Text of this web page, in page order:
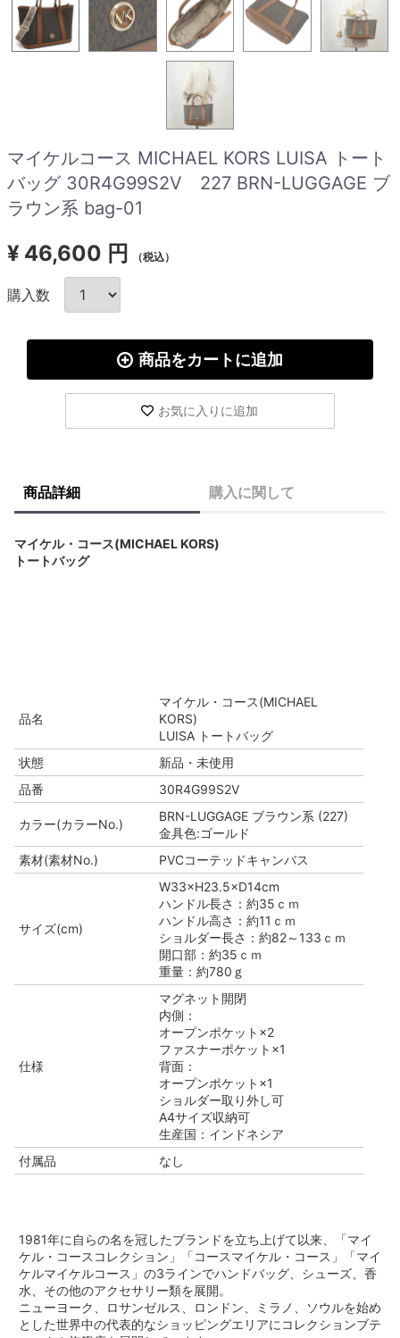
マイケルコース MICHAEL KORS LUISA トート
バッグ 30R4G99S2V 227 BRN-LUGGAGE ブ
ラウン系 bag-01
¥ 46,600 円 （税込）
購入数
商品をカートに追加
お気に入りに追加
商品詳細 購入に関して
マイケル・コース(MICHAEL KORS)
トートバッグ
品名
マイケル・コース(MICHAEL
KORS)
LUISA トートバッグ
状態
新品・未使用
品番
30R4G99S2V
カラー(カラーNo.)
BRN-LUGGAGE ブラウン系 (227)
金具色:ゴールド
素材(素材No.)
PVCコーテッドキャンバス
サイズ(cm)
W33×H23.5×D14cm
ハンドル長さ：約35ｃｍ
ハンドル高さ：約11ｃｍ
ショルダー長さ：約82～133ｃｍ
開口部：約35ｃｍ
重量：約780ｇ
仕様
マグネット開閉
内側：
オープンポケット×2
ファスナーポケット×1
背面：
オープンポケット×1
ショルダー取り外し可
A4サイズ収納可
生産国：インドネシア
付属品
なし
1981年に自らの名を冠したブランドを立ち上げて以来、「マイ
ケル・コースコレクション」「コースマイケル・コース」「マイ
ケルマイケルコース」の3ラインでハンドバッグ、シューズ、香
水、その他のアクセサリー類を展開。
ニューヨーク、ロサンゼルス、ロンドン、ミラノ、ソウルを始め
とした世界中の代表的なショッピングエリアにコレクションブテ